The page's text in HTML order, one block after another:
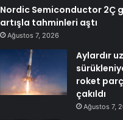
Nordic Semiconductor 2Ç
artışla tahminleri aştı
Ağustos 7, 2026
Aylardır
roket
çakıldı
Ağustos 7,